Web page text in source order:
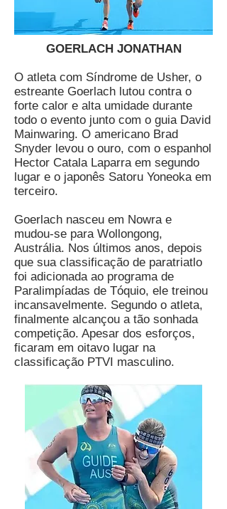
GOERLACH JONATHAN
O atleta com Síndrome de Usher, o
estreante Goerlach lutou contra o
forte calor e alta umidade durante
todo o evento junto com o guia David
Mainwaring. O americano Brad
Snyder levou o ouro, com o espanhol
Hector Catala Laparra em segundo
lugar e o japonês Satoru Yoneoka em
terceiro.
Goerlach nasceu em Nowra e
mudou-se para Wollongong,
Austrália. Nos últimos anos, depois
que sua classificação de paratriatlo
foi adicionada ao programa de
Paralimpíadas de Tóquio, ele treinou
incansavelmente. Segundo o atleta,
finalmente alcançou a tão sonhada
competição. Apesar dos esforços,
ficaram em oitavo lugar na
classificação PTVI masculino.